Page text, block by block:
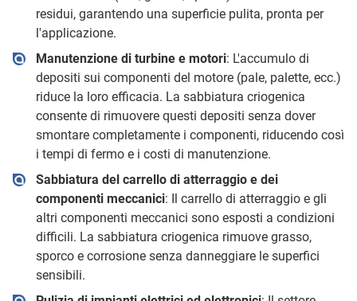
residui, garantendo una superficie pulita, pronta per
l'applicazione.
Manutenzione di turbine e motori: L'accumulo di
depositi sui componenti del motore (pale, palette, ecc.)
riduce la loro efficacia. La sabbiatura criogenica
consente di rimuovere questi depositi senza dover
smontare completamente i componenti, riducendo così
i tempi di fermo e i costi di manutenzione.
Sabbiatura del carrello di atterraggio e dei
componenti meccanici: Il carrello di atterraggio e gli
altri componenti meccanici sono esposti a condizioni
difficili. La sabbiatura criogenica rimuove grasso,
sporco e corrosione senza danneggiare le superfici
sensibili.